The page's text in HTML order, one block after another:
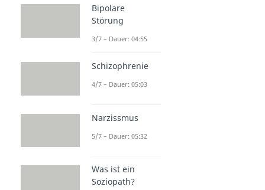
Bipolare
Störung
3/7 – Dauer: 04:55
Schizophrenie
4/7 – Dauer: 05:03
Narzissmus
5/7 – Dauer: 05:32
Was ist ein
Soziopath?